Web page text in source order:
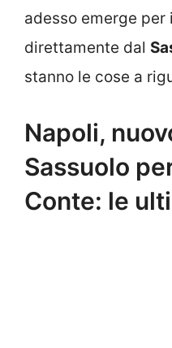
adesso emerge per
direttamente dal
stanno le cose a
Napoli,
Sassuolo
Conte: le